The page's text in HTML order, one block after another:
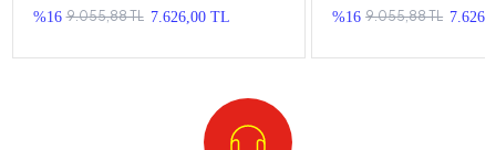
Teyp
%16 9.055,88 TL 7.626,00 TL
Teyp
%16 9.055,88 TL